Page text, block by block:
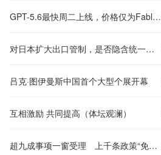
GPT-5.6最快周二上线，价格仅为Fable 5一半
对日本扩大出口管制，是否隐含统一时间表？
吕克·图伊曼斯中国首个大型个展开幕
互相激励 共同提高（体坛观澜）
超九成事项一窗受理 上千条政策“免申即享”